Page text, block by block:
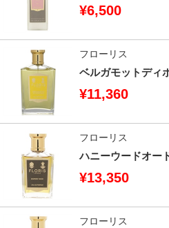
¥6,500
フローリス
ベルガモットディ
¥11,360
フローリス
ハニーウードオー
¥13,350
フローリス